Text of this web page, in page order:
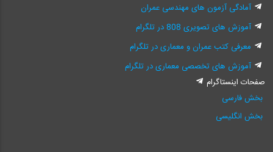
آمادگی آزمون های مهندسی عمران
آموزش های تصویری 808 در تلگرام
معرفی کتب عمران و معماری در تلگرام
آموزش های تخصصی معماری در تلگرام
صفحات اینستاگرام
بخش فارسی
بخش انگلیسی